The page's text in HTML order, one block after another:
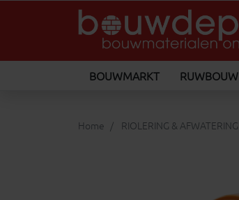
BOUWMARKT RUWBOUW
Home RIOLERING & AFWATERING